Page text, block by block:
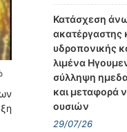
Κατάσχεση
ακατέργαστης
υδροπονικής
λιμένα
σύλληψη
και μεταφορά
ουσιών
29/07/26